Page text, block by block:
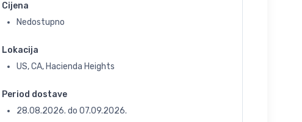
Cijena
Nedostupno
Lokacija
US, CA, Hacienda Heights
Period dostave
28.08.2026. do 07.09.2026.